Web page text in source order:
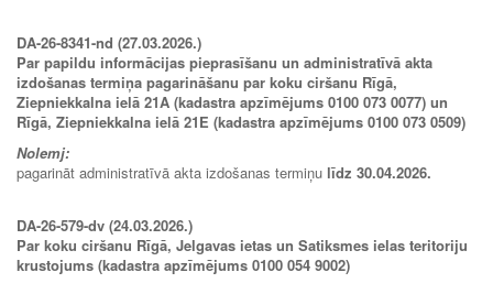
DA-26-8341-nd (27.03.2026.)
Par papildu informācijas pieprasīšanu un administratīvā akta
izdošanas termiņa pagarināšanu par koku ciršanu Rīgā,
Ziepniekkalna ielā 21A (kadastra apzīmējums 0100 073 0077) un
Rīgā, Ziepniekkalna ielā 21E (kadastra apzīmējums 0100 073 0509)
Nolemj:
pagarināt administratīvā akta izdošanas termiņu līdz 30.04.2026.
DA-26-579-dv (24.03.2026.)
Par koku ciršanu Rīgā, Jelgavas ietas un Satiksmes ielas teritoriju
krustojums (kadastra apzīmējums 0100 054 9002)